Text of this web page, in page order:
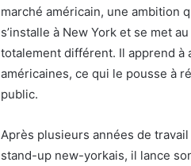
marché américain, une ambition
s’installe à New York et se met
totalement différent. Il apprend
américaines, ce qui le pousse à
public.
Après plusieurs années de
stand-up new-yorkais, il lance